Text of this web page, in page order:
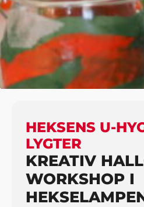
HJEM BØRN
HEKSENS U-HYGGELIGE
HEKSENS U-
LYGTER
KREATIV
WORKSHOP I